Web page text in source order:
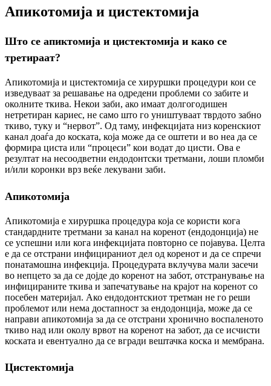
Апикотомија и цистектомија
Што се апиктомија и цистектомија и како се
третираат?
Апикотомија и цистектомија се хируршки процедури кои се
изведуваат за решавање на одредени проблеми со забите и
околните ткива. Некои заби, ако имаат долгогодишен
нетретиран кариес, не само што го уништуваат тврдото забно
ткиво, туку и “нервот”. Од таму, инфекцијата низ коренскиот
канал доаѓа до коската, која може да се оштети и во неа да се
формира циста или “процеси” кои водат до цисти. Ова е
резултат на несоодветни ендодонтски третмани, лоши пломби
и/или коронки врз веќе лекувани заби.
Апикотомија
Апикотомија е хируршка процедура која се користи кога
стандардните третмани за канал на коренот (ендодонција) не
се успешни или кога инфекцијата повторно се појавува. Целта
е да се отстрани инфицираниот дел од коренот и да се спречи
понатамошна инфекција. Процедурата вклучува мали засечи
во непцето за да се дојде до коренот на забот, отстранување на
инфицираните ткива и запечатување на крајот на коренот со
посебен материјал. Ако ендодонтскиот третман не го реши
проблемот или нема достапност за ендодонција, може да се
направи апикотомија за да се отстрани хронично воспаленото
ткиво над или околу врвот на коренот на забот, да се исчисти
коската и евентуално да се вгради вештачка коска и мембрана.
Цистектомија